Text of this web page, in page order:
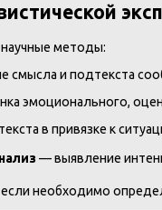
методы:
смысла и подтекста
эмоционального,
в привязке к
— выявление
необходимо